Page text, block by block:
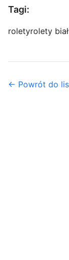
Tagi:
roletyrolety
← Powrót do